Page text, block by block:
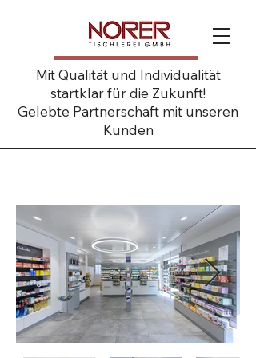
Mit Qualität und Individualität
startklar für die Zukunft!
Gelebte Partnerschaft mit unseren
Kunden